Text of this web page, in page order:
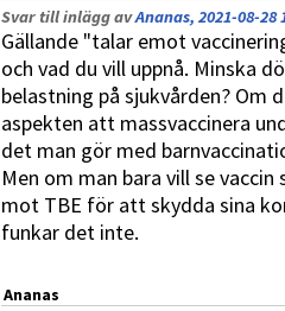
Svar till inlägg avAnanas, 2021-08-28
Gällande "talar emot
och vad du vill uppnå. Minska
belastning på sjukvården? Om
aspekten att massvaccinera
det man gör med
Men om man bara vill se
mot TBE för att skydda sina
funkar det inte.
Ananas